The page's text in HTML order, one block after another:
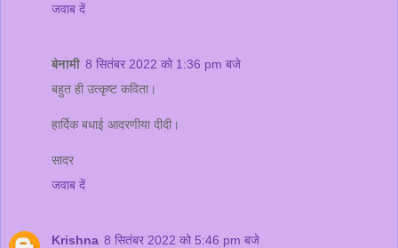
जवाब दें
बेनामी 8 सितंबर 2022 को 1:36 pm बजे
बहुत ही उत्कृष्ट कविता।
हार्दिक बधाई आदरणीया दीदी।
सादर
जवाब दें
Krishna 8 सितंबर 2022 को 5:46 pm बजे